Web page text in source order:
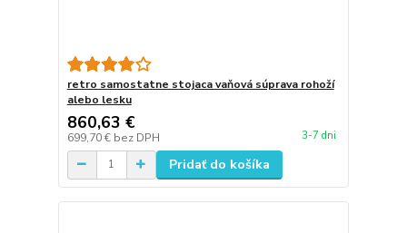
retro samostatne stojaca vaňová súprava rohoží
alebo lesku
860,63 €
699,70 € bez DPH 3-7 dni
Pridať do košíka